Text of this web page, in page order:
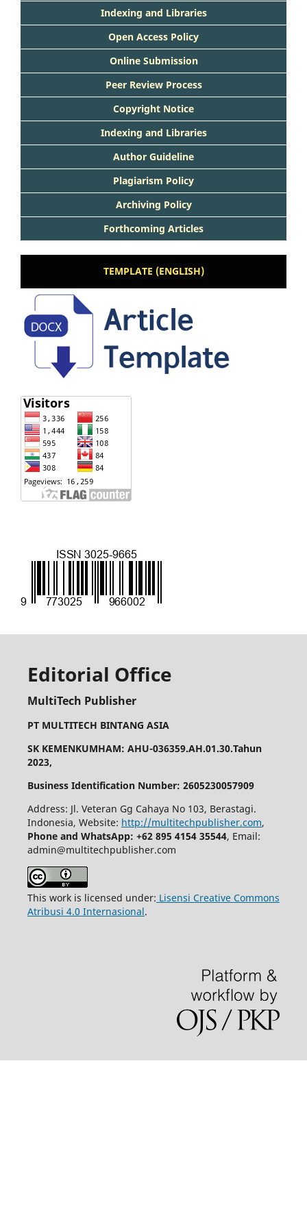
Indexing and Libraries
Open Access Policy
Online Submission
Peer Review Process
Copyright Notice
Indexing and Libraries
Author Guideline
Plagiarism Policy
Archiving Policy
Forthcoming Articles
TEMPLATE (ENGLISH)
Editorial Office
MultiTech Publisher
PT MULTITECH BINTANG ASIA
SK KEMENKUMHAM: AHU-036359.AH.01.30.Tahun
2023,
Business Identification Number: 2605230057909
Address: Jl. Veteran Gg Cahaya No 103, Berastagi.
Indonesia, Website: http://multitechpublisher.com,
Phone and WhatsApp: +62 895 4154 35544, Email:
admin@multitechpublisher.com
This work is licensed under: Lisensi Creative Commons
Atribusi 4.0 Internasional.